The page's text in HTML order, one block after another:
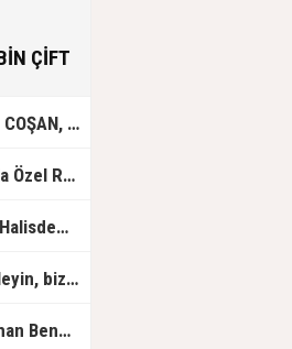
ÇİFT
hizmetini
YÂD EDİLECEK
Zafer Bizim"
ziyareti!
bekleyin
kaybetti